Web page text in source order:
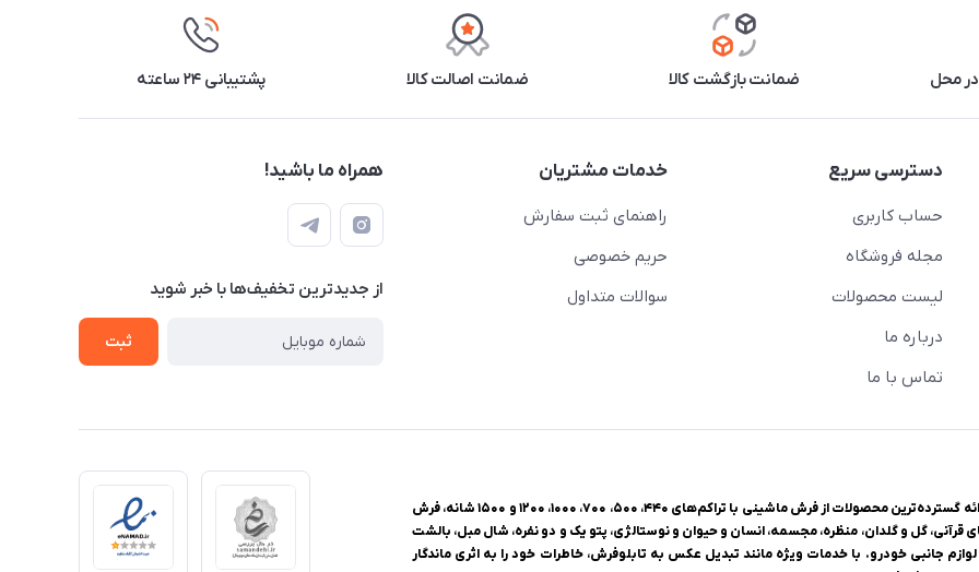
محل ضمانت بازگشت کالا ضمانت اصالت کالا پشتیبانی ۲۴ ساعته
دسترسی سریع
حساب کاربری
مجله فروشگاه
لیست محصولات
درباره ما
تماس با ما
خدمات مشتریان
راهنمای ثبت سفارش
حریم خصوصی
سوالات متداول
همراه ما باشید!
از جدید‌ترین تخفیف‌ها با‌ خبر شوید
ثبت
فروشگاه اینترنتی یزدانا، مرجع تخصصی خرید فرش و منسوجات خانگی، با ارائه گسترده‌ترین محصولات از فرش ماشینی با تراکم‌های ۴۴۰، ۵۰۰، ۷۰۰، ۱۰۰۰، ۱۲۰۰ و ۱۵۰۰ شانه، فرش
گل و گلدان، منظره، مجسمه، انسان و حیوان و نوستالژی، پتو یک و دو نفره، شال مبل، بالشت
جانبی خودرو. با خدمات ویژه مانند تبدیل عکس به تابلوفرش، خاطرات خود را به اثری ماندگار